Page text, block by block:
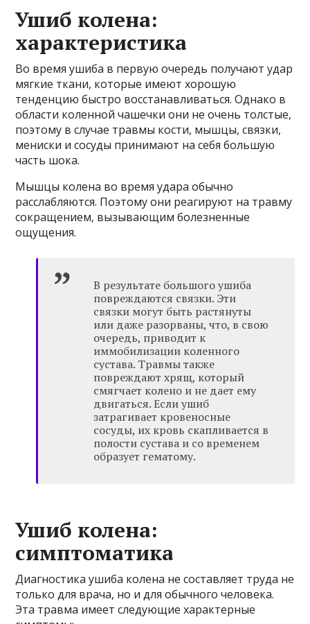
Ушиб колена:
характеристика
Во время ушиба в первую очередь получают удар
мягкие ткани, которые имеют хорошую
тенденцию быстро восстанавливаться. Однако в
области коленной чашечки они не очень толстые,
поэтому в случае травмы кости, мышцы, связки,
мениски и сосуды принимают на себя большую
часть шока.
Мышцы колена во время удара обычно
расслабляются. Поэтому они реагируют на травму
сокращением, вызывающим болезненные
ощущения.
В результате большого ушиба
повреждаются связки. Эти
связки могут быть растянуты
или даже разорваны, что, в свою
очередь, приводит к
иммобилизации коленного
сустава. Травмы также
повреждают хрящ, который
смягчает колено и не дает ему
двигаться. Если ушиб
затрагивает кровеносные
сосуды, их кровь скапливается в
полости сустава и со временем
образует гематому.
Ушиб колена:
симптоматика
Диагностика ушиба колена не составляет труда не
только для врача, но и для обычного человека.
Эта травма имеет следующие характерные